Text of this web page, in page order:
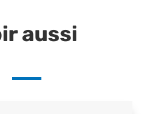
aussi